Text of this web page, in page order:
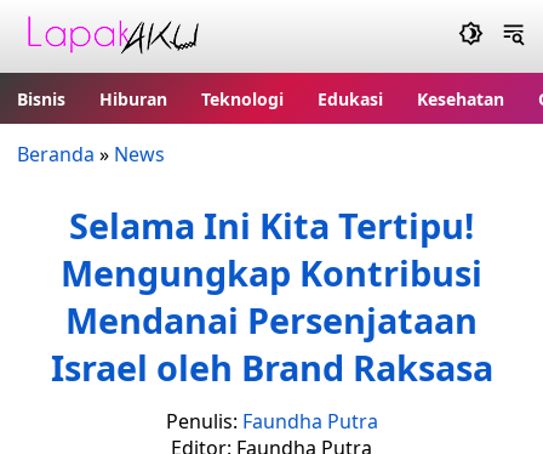
Bisnis Hiburan Teknologi Edukasi Kesehatan
Beranda » News
Selama Ini Kita Tertipu!
Mengungkap Kontribusi
Mendanai Persenjataan
Israel oleh Brand Raksasa
Penulis: Faundha Putra
Editor: Faundha Putra